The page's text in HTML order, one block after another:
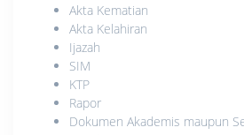
Akta Kematian
Akta Kelahiran
Ijazah
SIM
KTP
Rapor
Dokumen Akademis maupun